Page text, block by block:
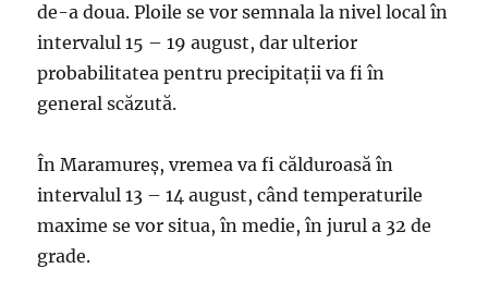
de-a doua. Ploile se vor semnala la nivel local în
intervalul 15 – 19 august, dar ulterior
probabilitatea pentru precipitaţii va fi în
general scăzută.
În Maramureş, vremea va fi călduroasă în
intervalul 13 – 14 august, când temperaturile
maxime se vor situa, în medie, în jurul a 32 de
grade.